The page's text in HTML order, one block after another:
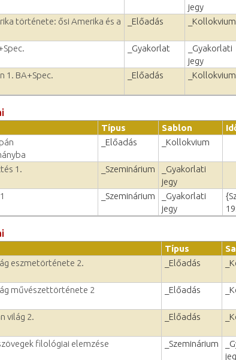
jegy
története: ősi Amerika és a
_Előadás _Kollokvium
_Gyakorlat
_Gyakorlati
jegy
1. BA+Spec. _Előadás _Kollokvium
Típus Sablon
_Előadás _Kollokvium
1. _Szeminárium
_Gyakorlati
jegy
_Szeminárium
_Gyakorlati
jegy
Típus
eszmetörténete 2. _Előadás
művészettörténete 2 _Előadás
világ 2. _Előadás
filológiai elemzése _Szeminárium